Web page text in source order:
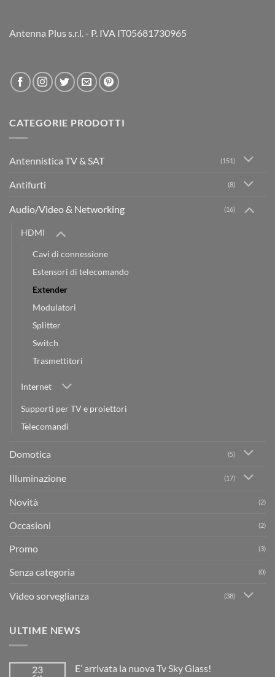
Antenna Plus s.r.l. - P. IVA IT05681730965
CATEGORIE PRODOTTI
Antennistica TV & SAT (151)
Antifurti (8)
Audio/Video & Networking (16)
HDMI
Cavi di connessione
Estensori di telecomando
Extender
Modulatori
Splitter
Switch
Trasmettitori
Internet
Supporti per TV e proiettori
Telecomandi
Domotica (5)
Illuminazione (17)
Novità (2)
Occasioni (2)
Promo (3)
Senza categoria (0)
Video sorveglianza (38)
ULTIME NEWS
23 E’ arrivata la nuova Tv Sky Glass!